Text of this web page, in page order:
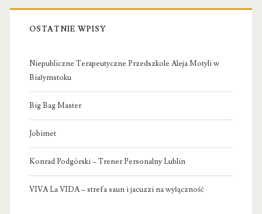
OSTATNIE WPISY
Niepubliczne Terapeutyczne Przedszkole Aleja Motyli w
Białymstoku
Big Bag Master
Jobimet
Konrad Podgórski – Trener Personalny Lublin
VIVA La VIDA – strefa saun i jacuzzi na wyłączność